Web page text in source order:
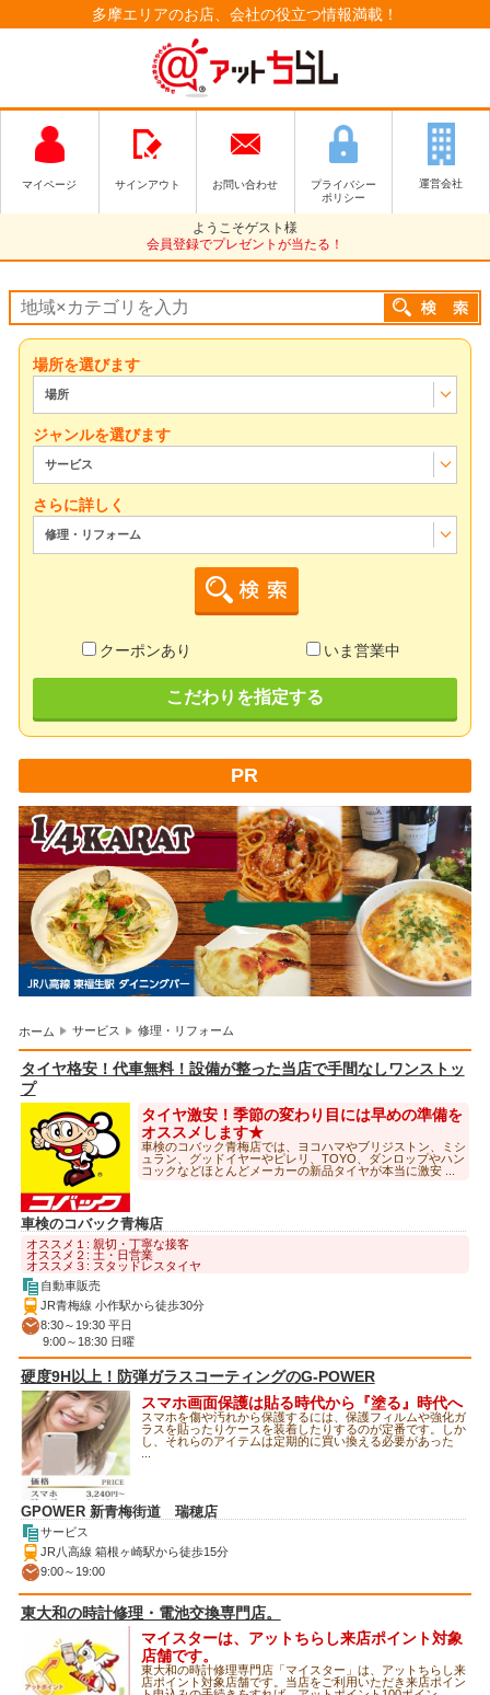
多摩エリアのお店、会社の役立つ情報満載！
マイページ サインアウト お問い合わせ
プライバシー
ポリシー
運営会社
ようこそゲスト様
会員登録でプレゼントが当たる！
場所を選びます
場所
ジャンルを選びます
サービス
さらに詳しく
修理・リフォーム
クーポンあり いま営業中
こだわりを指定する
PR
ホーム サービス 修理・リフォーム
タイヤ格安！代車無料！設備が整った当店で手間なしワンストッ
プ
タイヤ激安！季節の変わり目には早めの準備を
オススメします★
車検のコバック青梅店では、ヨコハマやブリジストン、ミシ
ュラン、グッドイヤーやピレリ、TOYO、ダンロップやハン
コックなどほとんどメーカーの新品タイヤが本当に激安 ...
車検のコバック青梅店
オススメ１: 親切・丁寧な接客
オススメ２: 土・日営業
オススメ３: スタッドレスタイヤ
自動車販売
JR青梅線 小作駅から徒歩30分
8:30～19:30 平日
9:00～18:30 日曜
硬度9H以上！防弾ガラスコーティングのG-POWER
スマホ画面保護は貼る時代から『塗る』時代へ
スマホを傷や汚れから保護するには、保護フィルムや強化ガ
ラスを貼ったりケースを装着したりするのが定番です。しか
し、それらのアイテムは定期的に買い換える必要があった
GPOWER 新青梅街道 瑞穂店
サービス
JR八高線 箱根ヶ崎駅から徒歩15分
9:00～19:00
東大和の時計修理・電池交換専門店。
マイスターは、アットちらし来店ポイント対象
店舗です。
東大和の時計修理専門店「マイスター」は、アットちらし来
店ポイント対象店舗です。当店をご利用いただき来店ポイン